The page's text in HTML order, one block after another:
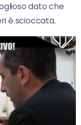
dato che
è scioccata.